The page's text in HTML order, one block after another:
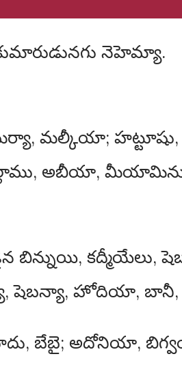
మల్కీయా;
అబీయా,
బిన్నుయి, కద్మీయేలు,
షెబన్యా, హోదియా, బానీ,
బేబై; అదోనియా,